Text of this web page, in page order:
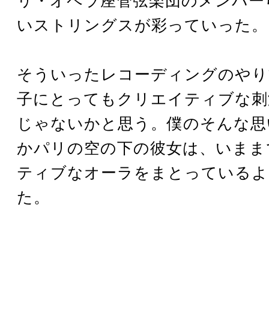
いストリングスが彩っていった。
そういったレコーディングのや
子にとってもクリエイティブな
じゃないかと思う。僕のそんな
かパリの空の下の彼女は、いま
ティブなオーラをまとっている
た。